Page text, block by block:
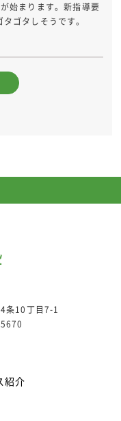
始まります。新指導要
ゴタしそうです。
条10丁目7-1
紹介